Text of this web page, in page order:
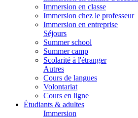
Immersion en classe
Immersion chez le professeur
Immersion en entreprise
Séjours
Summer school
Summer camp
Scolarité à l'étranger
Autres
Cours de langues
Volontariat
Cours en ligne
Étudiants & adultes
Immersion